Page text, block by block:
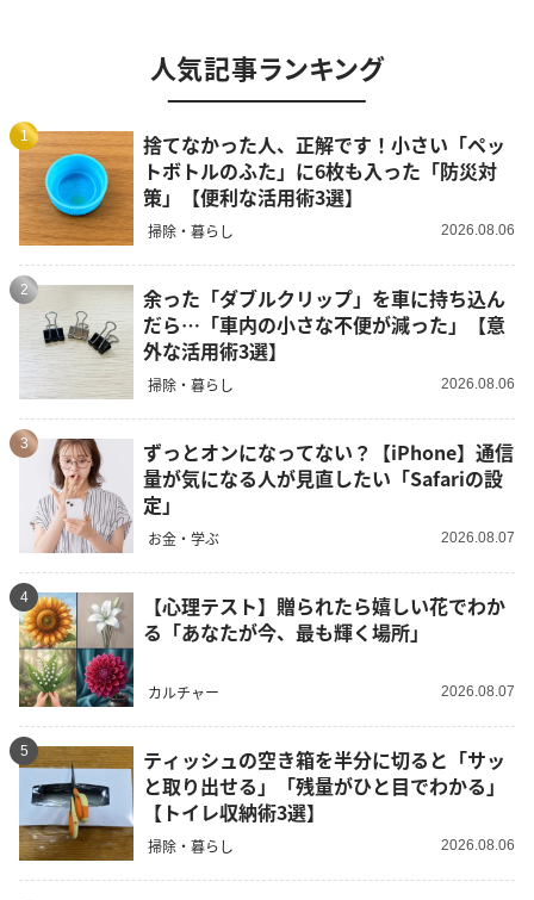
人気記事ランキング
1
捨てなかった人、正解です！小さい「ペッ
トボトルのふた」に6枚も入った「防災対
策」【便利な活用術3選】
掃除・暮らし 2026.08.06
2
余った「ダブルクリップ」を車に持ち込ん
だら…「車内の小さな不便が減った」【意
外な活用術3選】
掃除・暮らし 2026.08.06
3
ずっとオンになってない？【iPhone】通信
量が気になる人が見直したい「Safariの設
定」
お金・学ぶ 2026.08.07
4
【心理テスト】贈られたら嬉しい花でわか
る「あなたが今、最も輝く場所」
カルチャー 2026.08.07
5
ティッシュの空き箱を半分に切ると「サッ
と取り出せる」「残量がひと目でわかる」
【トイレ収納術3選】
掃除・暮らし 2026.08.06